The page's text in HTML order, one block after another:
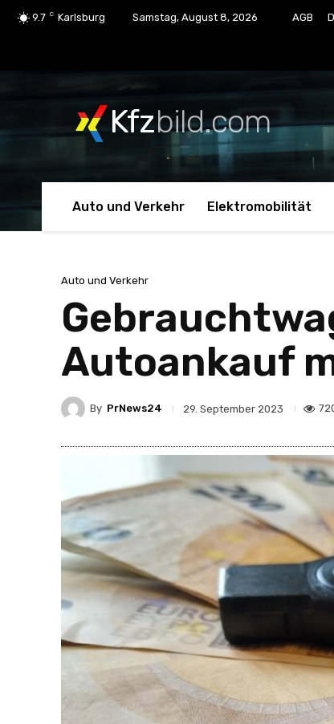
9.7 C Karlsburg Samstag, August 8, 2026 AGB
Kfzbild.com
Auto und Verkehr Elektromobilität
Auto und Verkehr
Autoankauf
By PrNews24 29. September 2023